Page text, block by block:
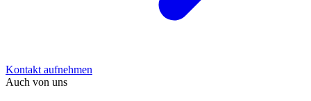
Kontakt aufnehmen
Auch von uns